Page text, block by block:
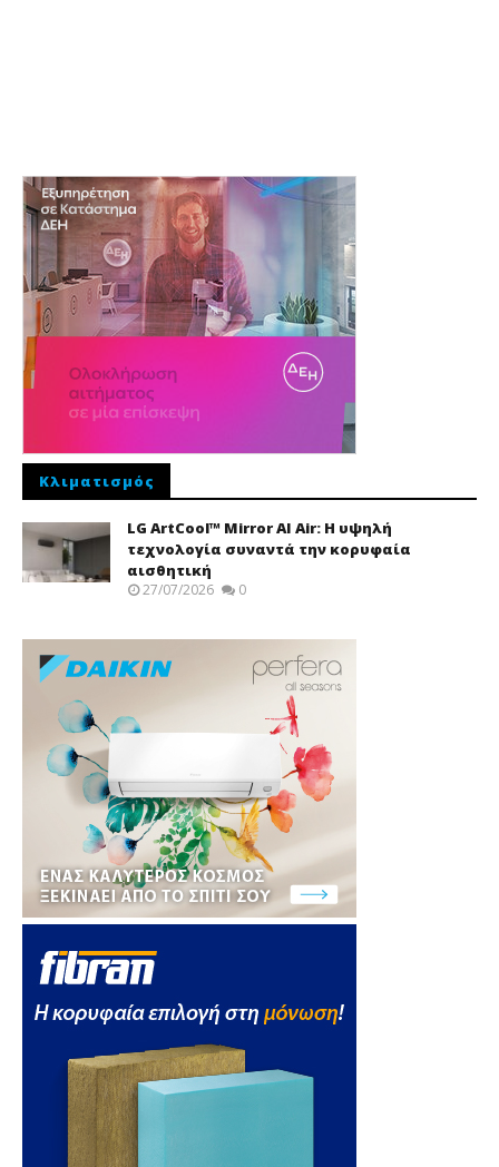
Κλιματισμός
LG ArtCool™ Mirror AI Air: Η υψηλή
τεχνολογία συναντά την κορυφαία
αισθητική
27/07/2026 0